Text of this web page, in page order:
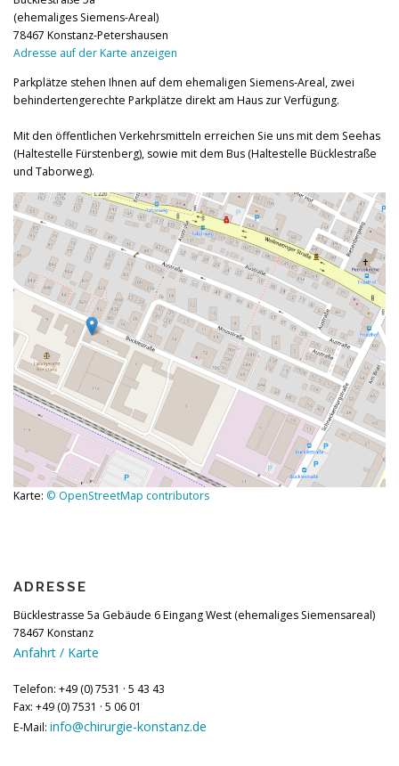
(ehemaliges Siemens-Areal)
78467 Konstanz-Petershausen
Adresse auf der Karte anzeigen
Parkplätze stehen Ihnen auf dem ehemaligen Siemens-Areal, zwei
behindertengerechte Parkplätze direkt am Haus zur Verfügung.
Mit den öffentlichen Verkehrsmitteln erreichen Sie uns mit dem Seehas
(Haltestelle Fürstenberg), sowie mit dem Bus (Haltestelle Bücklestraße
und Taborweg).
Karte: © OpenStreetMap contributors
ADRESSE
Bücklestrasse 5a Gebäude 6 Eingang West (ehemaliges Siemensareal)
78467 Konstanz
Anfahrt / Karte
Telefon: +49 (0) 7531 · 5 43 43
Fax: +49 (0) 7531 · 5 06 01
E-Mail: info@chirurgie-konstanz.de